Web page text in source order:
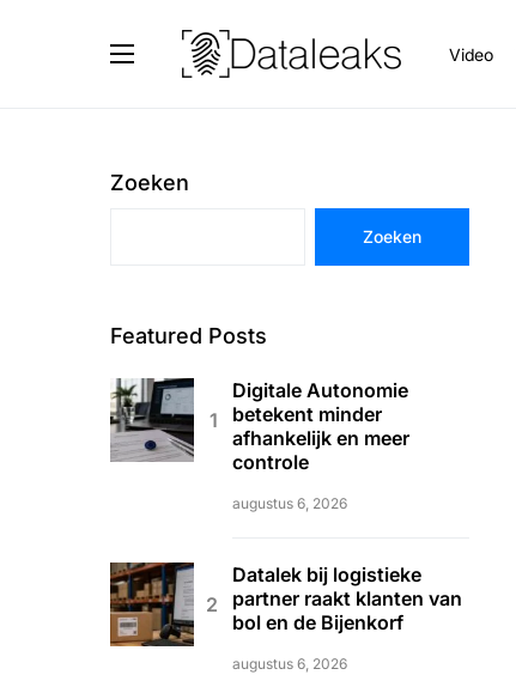
Video
Zoeken
Zoeken
Featured Posts
Digitale Autonomie
betekent minder
afhankelijk en meer
controle
augustus 6, 2026
Datalek bij logistieke
partner raakt klanten van
bol en de Bijenkorf
augustus 6, 2026